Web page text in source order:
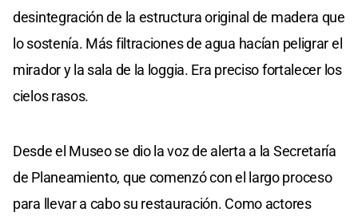
desintegración de la estructura original de madera que
lo sostenía. Más filtraciones de agua hacían peligrar el
mirador y la sala de la loggia. Era preciso fortalecer los
cielos rasos.
Desde el Museo se dio la voz de alerta a la Secretaría
de Planeamiento, que comenzó con el largo proceso
para llevar a cabo su restauración. Como actores